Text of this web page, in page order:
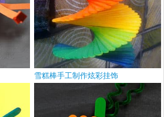
雪糕棒手工制作炫彩挂饰